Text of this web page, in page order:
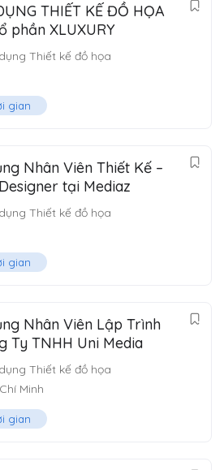
THIẾT KẾ ĐỒ HỌA
phần XLUXURY
Thiết kế đồ họa
gian
Nhân Viên Thiết Kế –
tại Mediaz
Thiết kế đồ họa
gian
Nhân Viên Lập Trình
Ty TNHH Uni Media
Thiết kế đồ họa
Minh
gian